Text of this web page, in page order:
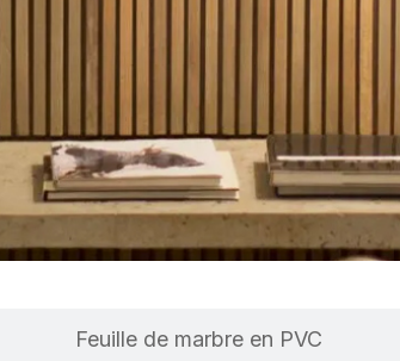
Feuille de marbre en PVC